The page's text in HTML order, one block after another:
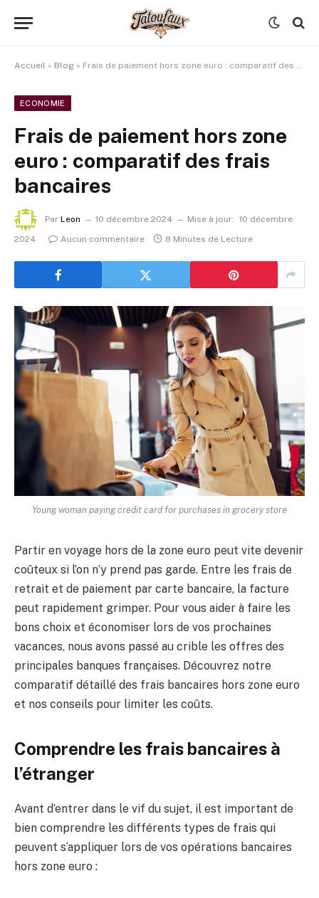
Accueil » Blog » Frais de paiement hors zone euro : comparatif des frais bancaires
ECONOMIE
Frais de paiement hors zone
euro : comparatif des frais
bancaires
Par Leon 10 décembre 2024 Mise à jour: 10 décembre
2024
Aucun commentaire 8 Minutes de Lecture
Young woman paying credit card for purchases in grocery store
Partir en voyage hors de la zone euro peut vite devenir
coûteux si l’on n’y prend pas garde. Entre les frais de
retrait et de paiement par carte bancaire, la facture
peut rapidement grimper. Pour vous aider à faire les
bons choix et économiser lors de vos prochaines
vacances, nous avons passé au crible les offres des
principales banques françaises. Découvrez notre
comparatif détaillé des frais bancaires hors zone euro
et nos conseils pour limiter les coûts.
Comprendre les frais bancaires à
l’étranger
Avant d’entrer dans le vif du sujet, il est important de
bien comprendre les différents types de frais qui
peuvent s’appliquer lors de vos opérations bancaires
hors zone euro :